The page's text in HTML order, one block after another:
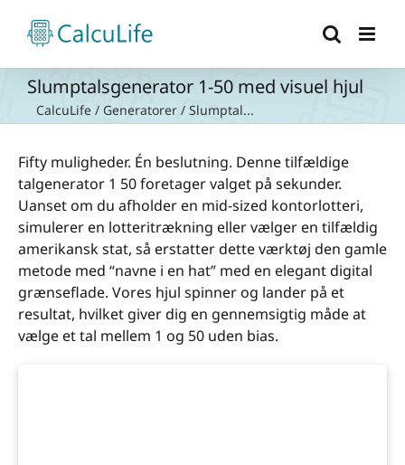
content
Slumptalsgenerator 1-50 med visuel hjul
CalcuLife / Generatorer / Slumptal...
Fifty muligheder. Én beslutning. Denne tilfældige
talgenerator 1 50 foretager valget på sekunder.
Uanset om du afholder en mid-sized kontorlotteri,
simulerer en lotteritrækning eller vælger en tilfældig
amerikansk stat, så erstatter dette værktøj den gamle
metode med “navne i en hat” med en elegant digital
grænseflade. Vores hjul spinner og lander på et
resultat, hvilket giver dig en gennemsigtig måde at
vælge et tal mellem 1 og 50 uden bias.